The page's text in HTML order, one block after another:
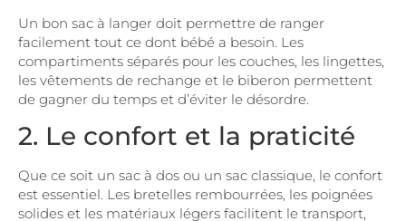
Un bon sac à langer doit permettre de ranger
facilement tout ce dont bébé a besoin. Les
compartiments séparés pour les couches, les lingettes,
les vêtements de rechange et le biberon permettent
de gagner du temps et d’éviter le désordre.
2. Le confort et la praticité
Que ce soit un sac à dos ou un sac classique, le confort
est essentiel. Les bretelles rembourrées, les poignées
solides et les matériaux légers facilitent le transport,